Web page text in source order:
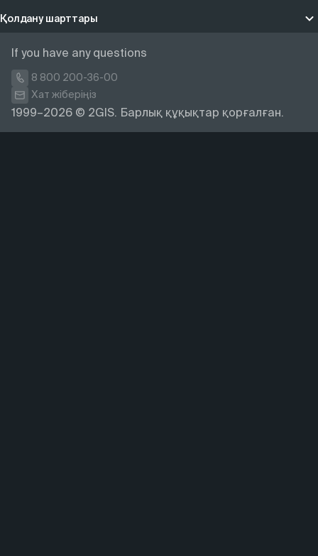
Қолдану шарттары
1999–2026 © 2GIS. Барлық құқықтар қорғалған.
If you have any questions
8 800 200-36-00
Хат жіберіңіз